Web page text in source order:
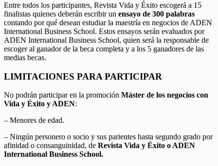
Entre todos los participantes, Revista Vida y Éxito escogerá a 15
finalistas quienes deberán escribir un ensayo de 300 palabras
contando por qué desean estudiar la maestría en negocios de ADEN
International Business School. Estos ensayos serán evaluados por
ADEN International Business School, quien será la responsable de
escoger al ganador de la beca completa y a los 5 ganadores de las
medias becas.
LIMITACIONES PARA PARTICIPAR
No podrán participar en la promoción Máster de los negocios con
Vida y Éxito y ADEN:
– Menores de edad.
– Ningún personero o socio y sus parientes hasta segundo grado por
afinidad o consanguinidad, de Revista Vida y Éxito o ADEN
International Business School.